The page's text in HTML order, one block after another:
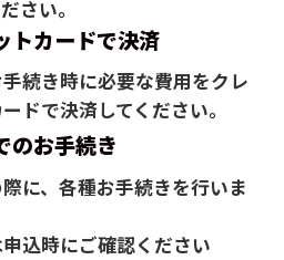
さい。
トカードで決済
続き時に必要な費用をクレ
ドで決済してください。
のお手続き
に、各種お手続きを行いま
込時にご確認ください